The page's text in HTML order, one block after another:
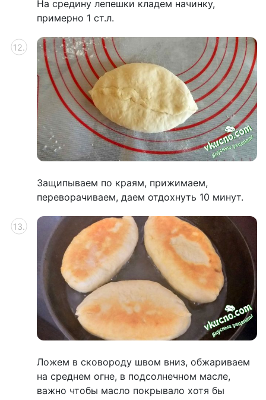
На средину лепешки кладем начинку,
примерно 1 ст.л.
Защипываем по краям, прижимаем,
переворачиваем, даем отдохнуть 10 минут.
Ложем в сковороду швом вниз, обжариваем
на среднем огне, в подсолнечном масле,
важно чтобы масло покрывало хотя бы